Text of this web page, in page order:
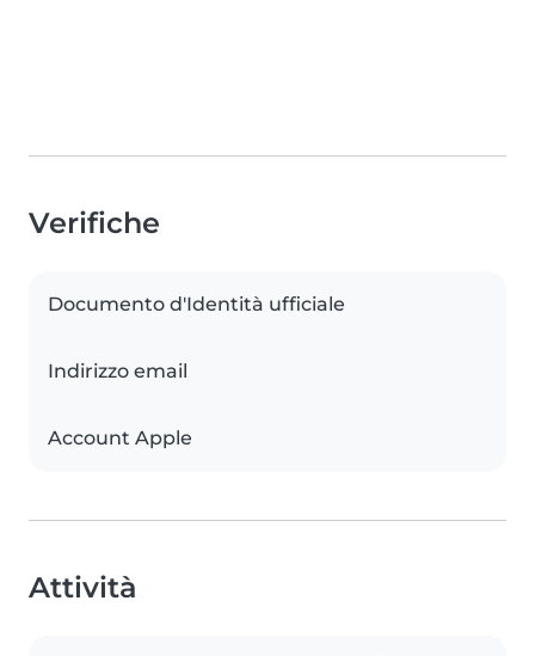
Verifiche
Documento d'Identità ufficiale
Indirizzo email
Account Apple
Attività